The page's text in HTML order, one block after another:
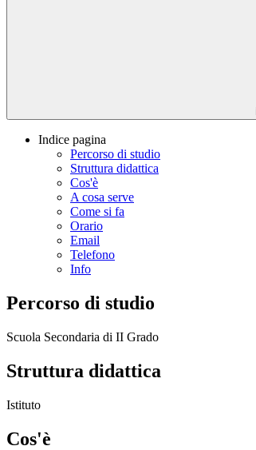
Indice pagina
Percorso di studio
Struttura didattica
Cos'è
A cosa serve
Come si fa
Orario
Email
Telefono
Info
Percorso di studio
Scuola Secondaria di II Grado
Struttura didattica
Istituto
Cos'è